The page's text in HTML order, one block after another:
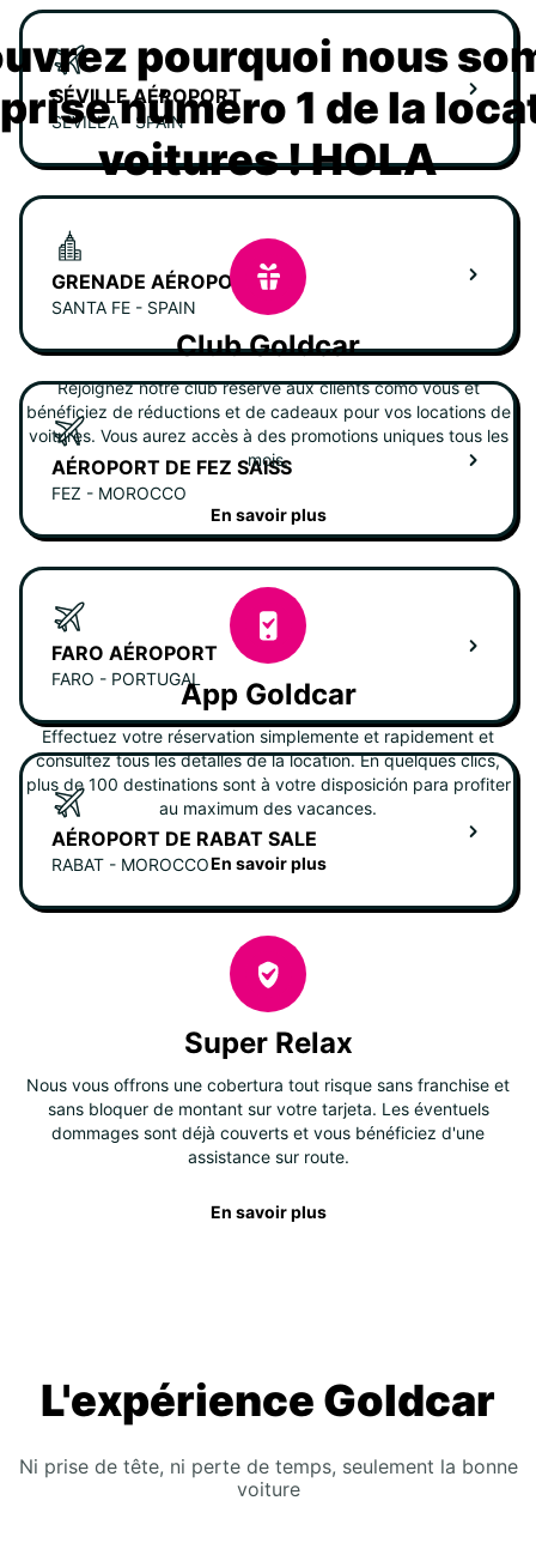
SÉVILLE AÉROPORT
SEVILLA - SPAIN
GRENADE AÉROPORT
SANTA FE - SPAIN
AÉROPORT DE FEZ SAISS
FEZ - MOROCCO
FARO AÉROPORT
FARO - PORTUGAL
AÉROPORT DE RABAT SALE
RABAT - MOROCCO
pourquoi nous
número 1 de la
voitures ! HOLA
Club Goldcar
Rejoignez notre club réservé aux clients como vous et
bénéficiez de réductions et de cadeaux pour vos locations de
voitures. Vous aurez accès à des promotions uniques tous les
mois.
En savoir plus
App Goldcar
Effectuez votre réservation simplemente et rapidement et
consultez tous les detalles de la location. En quelques clics,
plus de 100 destinations sont à votre disposición para profiter
au maximum des vacances.
En savoir plus
Super Relax
Nous vous offrons une cobertura tout risque sans franchise et
sans bloquer de montant sur votre tarjeta. Les éventuels
dommages sont déjà couverts et vous bénéficiez d'une
assistance sur route.
En savoir plus
L'expérience Goldcar
Ni prise de tête, ni perte de temps, seulement la bonne
voiture